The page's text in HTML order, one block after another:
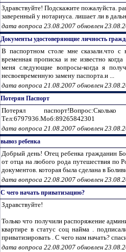
Здравствуйте! Подскажите пожалуйста.
заверенный у нотариуса. лишает ли в
дата вопроса 23.08.2007 обновлен
Документы удостоверяющие личность
В паспортном столе мне сказали.что
временная прописка и не известно
меня следующие вопросы-когда я
несвоевременную замену паспорта.и ...
дата вопроса 21.08.2007 обновлен
Потерян Паспорт
Потерял
Тел:6797936.Моб:89265842301
дата вопроса 21.08.2007 обновлен
вывоз ребенка
Добрый день! Отец ребенка гражданин
от отца на любого рода путешествия по
документов. которая была сделана в
дата вопроса 22.08.2007 обновлен
С чего начать приватизацию?
Здравствуйте!
Только что получили распоряжение
квартире в статус соц найма .
приватизировать . С чего нам начать?
дата вопроса 22.08.2007 обновлен